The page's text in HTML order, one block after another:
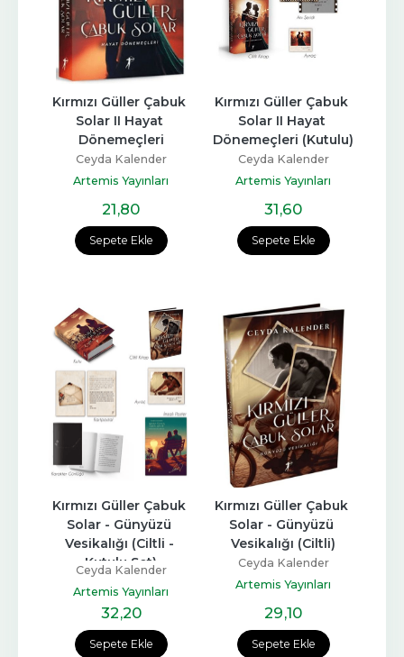
Sepete Ekle
Kırmızı Güller Çabuk
Solar II Hayat
Dönemeçleri
Ceyda Kalender
Artemis Yayınları
21,80
Sepete Ekle
Kırmızı Güller Çabuk
Solar II Hayat
Dönemeçleri (Kutulu)
Ceyda Kalender
Artemis Yayınları
31,60
Sepete Ekle
Kırmızı Güller Çabuk
Solar - Günyüzü
Vesikalığı (Ciltli -
Kutulu Set)
Ceyda Kalender
Artemis Yayınları
32,20
Sepete Ekle
Kırmızı Güller Çabuk
Solar - Günyüzü
Vesikalığı (Ciltli)
Ceyda Kalender
Artemis Yayınları
29,10